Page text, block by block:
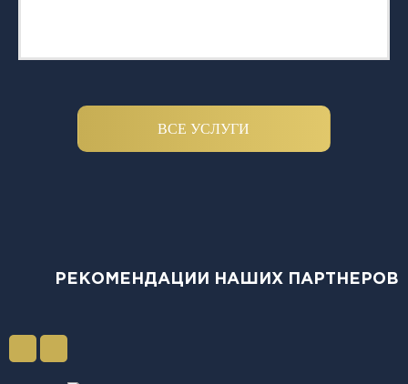
ВСЕ УСЛУГИ
РЕКОМЕНДАЦИИ НАШИХ ПАРТНЕРОВ